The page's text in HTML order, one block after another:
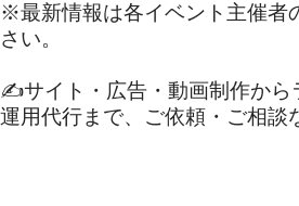
※最新情報は各イベント主催者
さい。
✍️サイト・広告・動画制作から
運用代行まで、ご依頼・ご相談